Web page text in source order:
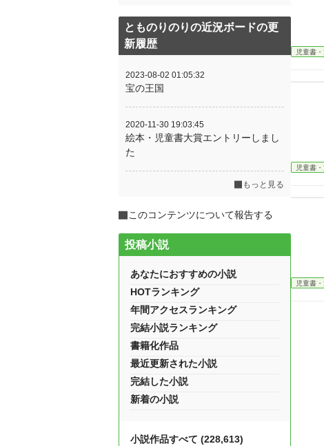
児童書
児童書
児童書
とものりのりの近況ボードの更
新履歴
2023-08-02 01:05:32
宝の王国
2020-11-30 19:03:45
絵本・児童書大賞エントリーしまし
た
もっと見る
このコンテンツについて報告する
投稿小説
あなたにおすすめの小説
HOTランキング
年間アクセスランキング
完結小説ランキング
書籍化作品
最近更新された小説
完結した小説
新着の小説
小説作品すべて (228,613)